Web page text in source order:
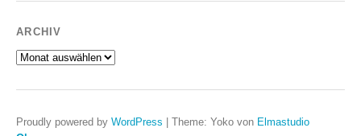
ARCHIV
Archiv
Proudly powered by WordPress Theme: Yoko von Elmastudio